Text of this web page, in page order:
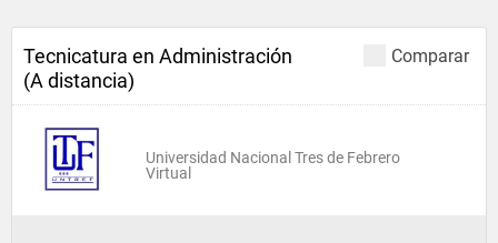
Comparar
Tecnicatura en Administración
(A distancia)
Universidad Nacional Tres de Febrero
Virtual